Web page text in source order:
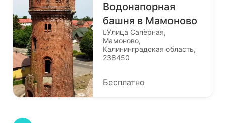
Водонапорная
башня в Мамоново
Улица Сапёрная,
Мамоново,
Калининградская область,
238450
Бесплатно